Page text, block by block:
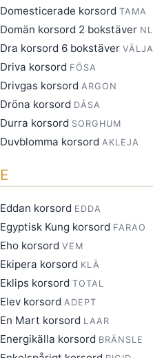
Domesticerade korsord TAMA
Domän korsord 2 bokstäver NL
Dra korsord 6 bokstäver VÄLJA
Driva korsord FÖSA
Drivgas korsord ARGON
Dröna korsord DÅSA
Durra korsord SORGHUM
Duvblomma korsord AKLEJA
E
Eddan korsord EDDA
Egyptisk Kung korsord FARAO
Eho korsord VEM
Ekipera korsord KLÄ
Eklips korsord TOTAL
Elev korsord ADEPT
En Mart korsord LAAR
Energikälla korsord BRÄNSLE